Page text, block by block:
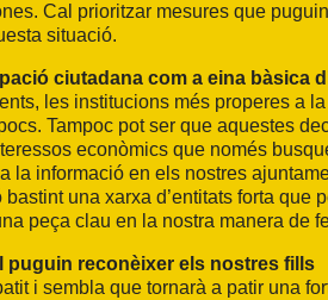
Cal prioritzar mesures que
situació.
ciutadana com a eina bàsica
les institucions més properes a
Tampoc pot ser que aquestes
econòmics que només
la informació en els nostres
una xarxa d’entitats forta
peça clau en la nostra manera de
puguin reconèixer els nostres fills
i sembla que tornarà a patir una